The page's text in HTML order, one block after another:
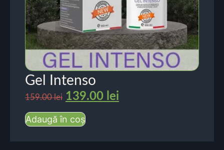
Gel Intenso
159.00lei 139.00 lei
Adaugă în coș